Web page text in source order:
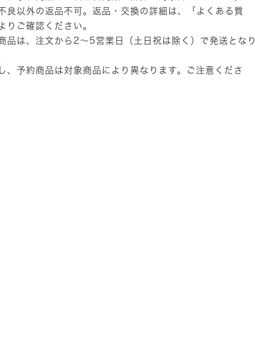
良以外の返品不可。返品・交換の詳細は、
「よくある質
りご確認ください。
品は、注文から2～5営業日（土日祝は除く）で発送となり
、予約商品は対象商品により異なります。ご注意くださ